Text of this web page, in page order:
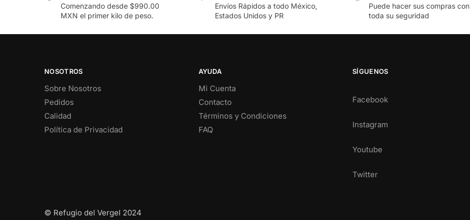
Comenzando desde $990.00
MXN el primer kilo de peso.
Envíos Rápidos a todo México,
Estados Unidos y PR
Puede hacer sus compras con
toda su seguridad
NOSOTROS
Sobre Nosotros
Pedidos
Calidad
Política de Privacidad
AYUDA
Mi Cuenta
Contacto
Términos y Condiciones
FAQ
SÍGUENOS
Facebook
Instagram
Youtube
Twitter
© Refugio del Vergel 2024